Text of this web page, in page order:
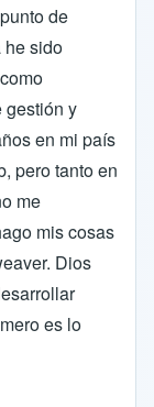
de
he sido
gestión y
en mi país
pero tanto en
me
mis cosas
Dios
es lo